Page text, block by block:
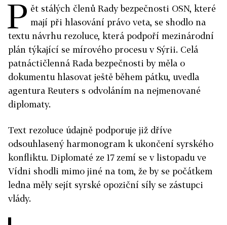
P ět stálých členů Rady bezpečnosti OSN, které
mají při hlasování právo veta, se shodlo na
textu návrhu rezoluce, která podpoří mezinárodní
plán týkající se mírového procesu v Sýrii. Celá
patnáctičlenná Rada bezpečnosti by měla o
dokumentu hlasovat ještě během pátku, uvedla
agentura Reuters s odvoláním na nejmenované
diplomaty.
Text rezoluce údajně podporuje již dříve
odsouhlasený harmonogram k ukončení syrského
konfliktu. Diplomaté ze 17 zemí se v listopadu ve
Vídni shodli mimo jiné na tom, že by se počátkem
ledna měly sejít syrské opoziční síly se zástupci
vlády.